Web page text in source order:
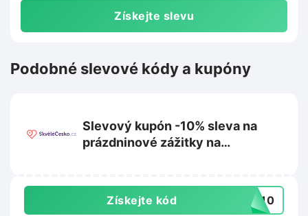
Získejte slevu
Podobné slevové kódy a kupóny
Slevový kupón -10% sleva na
prázdninové zážitky na
Získejte kód OB10